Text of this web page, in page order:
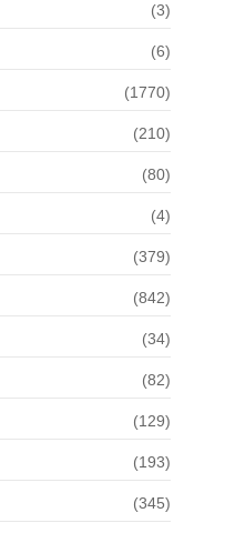
(3)
(6)
(1770)
(210)
(80)
(4)
(379)
(842)
(34)
(82)
(129)
(193)
(345)